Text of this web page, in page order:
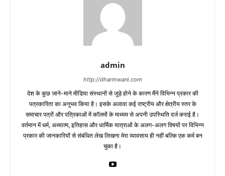
admin
http://dharmwani.com
देश के कुछ जाने-माने मीडिया संस्थानों से जुड़े होने के कारण मैंने विभिन्न प्रकार की
पत्रकारिता का अनुभव किया है। इसके अलावा कई राष्ट्रीय और क्षेत्रीय स्तर के
समाचार पत्रों और पत्रिकाओं में काॅलमों के माध्यम से अपनी उपस्थिति दर्ज कराई है।
वर्तमान में धर्म, अध्यात्म, इतिहास और धार्मिक यात्राओं के अलग-अलग विषयों पर विभिन्न
प्रकार की जानकारियों से संबंधित लेख लिखना मेरा व्यावसाय ही नहीं बल्कि एक कर्म बन
चुका है।